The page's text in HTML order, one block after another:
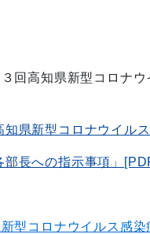
回高知県新型コロナ
県新型コロナウイル
長への指示事項」
型コロナウイルス感